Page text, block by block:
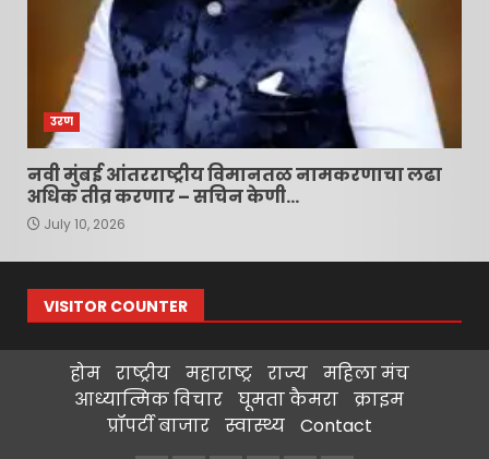
उरण
नवी मुंबई आंतरराष्ट्रीय विमानतळ नामकरणाचा लढा
अधिक तीव्र करणार – सचिन केणी…
July 10, 2026
VISITOR COUNTER
होम राष्ट्रीय महाराष्ट्र राज्य
महिला मंच
आध्यात्मिक विचार
घूमता कैमरा
क्राइम
प्रॉपर्टी बाजार
स्वास्थ्य Contact